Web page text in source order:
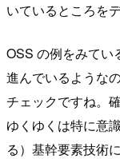
いているところを
OSS の例をみてい
進んでいるような
チェックですね。
ゆくゆくは特に意
る）基幹要素技術